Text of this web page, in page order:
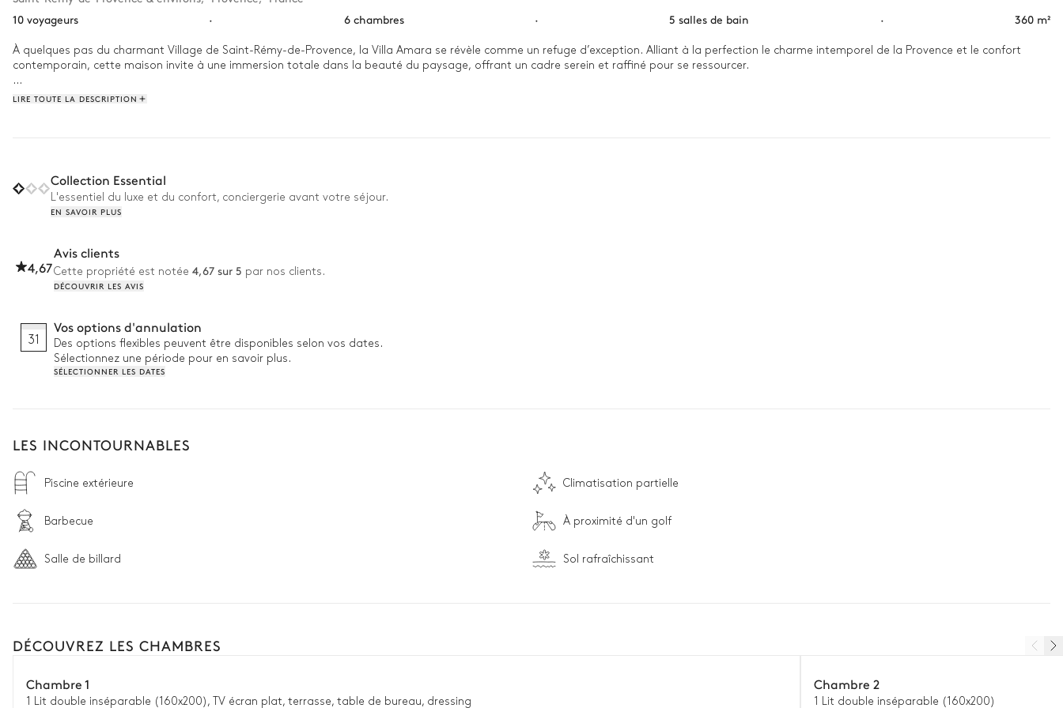
10 voyageurs
· 6 chambres · 5 salles de bain · 360 m²
À quelques pas du charmant Village de Saint-Rémy-de-Provence, la Villa Amara se révèle comme un refuge d’exception. Alliant à la perfection le charme intemporel de la Provence et le confort
contemporain, cette maison invite à une immersion totale dans la beauté du paysage, offrant un cadre serein et raffiné pour se ressourcer.
Le matin, laissez-vous envoûter par la douceur du soleil en savourant un petit-déjeuner sur la terrasse, entouré par la quiétude des jardins et les senteurs de la nature. L’après-midi, plongez dans
LIRE TOUTE LA DESCRIPTION
Collection Essential
L'essentiel du luxe et du confort, conciergerie avant votre séjour.
EN SAVOIR PLUS
4,67
Avis clients
Cette propriété est notée 4,67 sur 5 par nos clients.
DÉCOUVRIR LES AVIS
31
Vos options d'annulation
Des options flexibles peuvent être disponibles selon vos dates.
Sélectionnez une période pour en savoir plus.
SÉLECTIONNER LES DATES
LES INCONTOURNABLES
Piscine extérieure Climatisation partielle
Barbecue À proximité d'un golf
Salle de billard Sol rafraîchissant
DÉCOUVREZ LES CHAMBRES
Chambre 1
1 Lit double inséparable (160x200), TV écran plat, terrasse, table de bureau, dressing
Chambre 2
1 Lit double inséparable (160x200)